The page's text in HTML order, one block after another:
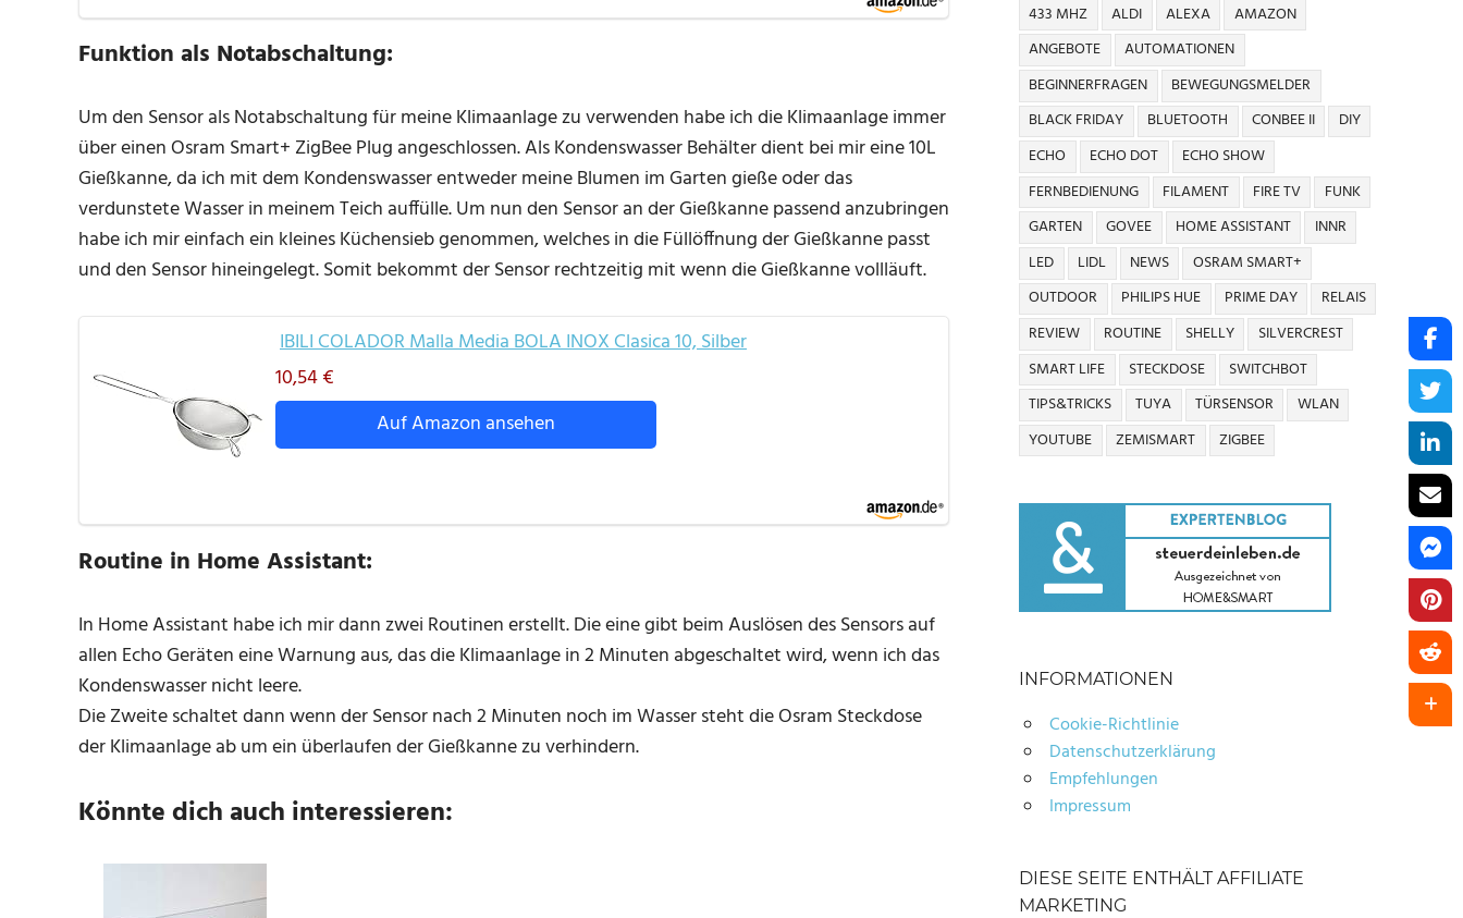
Funktion als Notabschaltung:
Um den Sensor als Notabschaltung für meine Klimaanlage zu verwenden habe ich die Klimaanlage immer
über einen Osram Smart+ ZigBee Plug angeschlossen. Als Kondenswasser Behälter dient bei mir eine 10L
Gießkanne, da ich mit dem Kondenswasser entweder meine Blumen im Garten gieße oder das
verdunstete Wasser in meinem Teich auffülle. Um nun den Sensor an der Gießkanne passend anzubringen
habe ich mir einfach ein kleines Küchensieb genommen, welches in die Füllöffnung der Gießkanne passt
und den Sensor hineingelegt. Somit bekommt der Sensor rechtzeitig mit wenn die Gießkanne vollläuft.
IBILI COLADOR Malla Media BOLA INOX Clasica 10, Silber
10,54 €
Auf Amazon ansehen
Routine in Home Assistant:
In Home Assistant habe ich mir dann zwei Routinen erstellt. Die eine gibt beim Auslösen des Sensors auf
allen Echo Geräten eine Warnung aus, das die Klimaanlage in 2 Minuten abgeschaltet wird, wenn ich das
Kondenswasser nicht leere.
Die Zweite schaltet dann wenn der Sensor nach 2 Minuten noch im Wasser steht die Osram Steckdose
der Klimaanlage ab um ein überlaufen der Gießkanne zu verhindern.
Könnte dich auch interessieren:
433 MHZ ALDI ALEXA
AMAZON
ANGEBOTE
AUTOMATIONEN
BEGINNERFRAGEN
BEWEGUNGSMELDER
BLACK FRIDAY
BLUETOOTH CONBEE II
DIY
ECHO
ECHO DOT
ECHO SHOW
FERNBEDIENUNG
FILAMENT FIRE TV
FUNK
GARTEN
GOVEE HOME ASSISTANT
INNR
LED
LIDL NEWS
OSRAM SMART+
OUTDOOR
PHILIPS HUE PRIME DAY
RELAIS
REVIEW
ROUTINE SHELLY
SILVERCREST
SMART LIFE
STECKDOSE
SWITCHBOT
TIPS&TRICKS
TUYA TÜRSENSOR
WLAN
YOUTUBE
ZEMISMART ZIGBEE
INFORMATIONEN
Cookie-Richtlinie
Datenschutzerklärung
Empfehlungen
Impressum
DIESE SEITE ENTHÄLT AFFILIATE
MARKETING